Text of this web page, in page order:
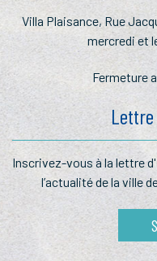
Villa Plaisance, Rue
mercredi et
Fermeture
Inscrivez-vous à la lettre
l’actualité de la ville